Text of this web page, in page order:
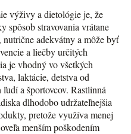
výživy a dietológie je, že
spôsob stravovania vrátane
adekvátny a môže byť
a liečby určitých
je vhodný vo všetkých
laktácie, detstva od
a športovcov. Rastlinná
dlhodobo udržateľnejšia
pretože využíva menej
menším poškodením